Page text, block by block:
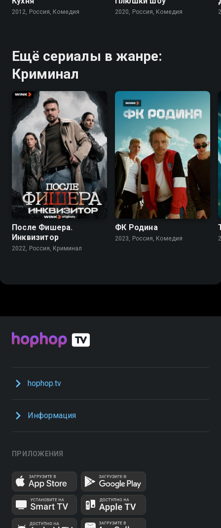
2012, Россия, Комедия 2020, Россия, Комедия
Ещё сериалы в жанре:
Криминал
7.9 6.8
После Фишера.
Инквизитор
2022, Россия, Криминал
6.8
ФК Родина
2023, Россия, Комедия
hophop.tv
Информация
ПРИЛОЖЕНИЯ